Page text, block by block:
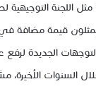
مثل اللجنة التوجيهية
قيمة مضافة
الجديدة لرفع
السنوات الأخيرة،